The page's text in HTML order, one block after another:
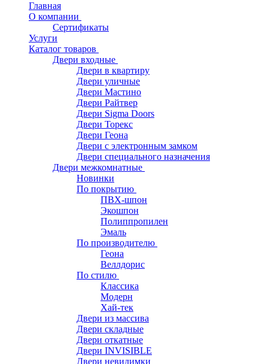
Главная
О компании
Сертификаты
Услуги
Каталог товаров
Двери входные
Двери в квартиру
Двери уличные
Двери Мастино
Двери Райтвер
Двери Sigma Doors
Двери Торекс
Двери Геона
Двери с электронным замком
Двери специального назначения
Двери межкомнатные
Новинки
По покрытию
ПВХ-шпон
Экошпон
Полиппропилен
Эмаль
По производителю
Геона
Веллдорис
По стилю
Классика
Модерн
Хай-тек
Двери из массива
Двери складные
Двери откатные
Двери INVISIBLE
Двери невидимки